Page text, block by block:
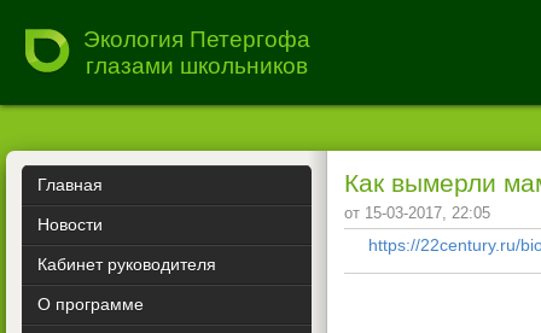
Экология Петергофа
глазами школьников
Главная
Новости
Кабинет руководителя
О программе
Как вымерли
от 15-03-2017, 22:05
https://22century.ru/